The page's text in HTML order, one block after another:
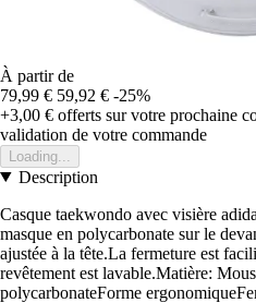
À partir de
79,99 € 59,92 € -25%
+3,00 € offerts sur votre prochaine
validation de votre commande
Loading...
Description
Casque taekwondo avec visière
masque en polycarbonate sur le
ajustée à la tête.La fermeture est
revêtement est lavable.Matière:
polycarbonateForme